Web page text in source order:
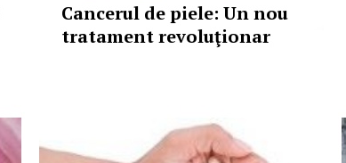
Cancerul de piele: Un nou
tratament revoluţionar